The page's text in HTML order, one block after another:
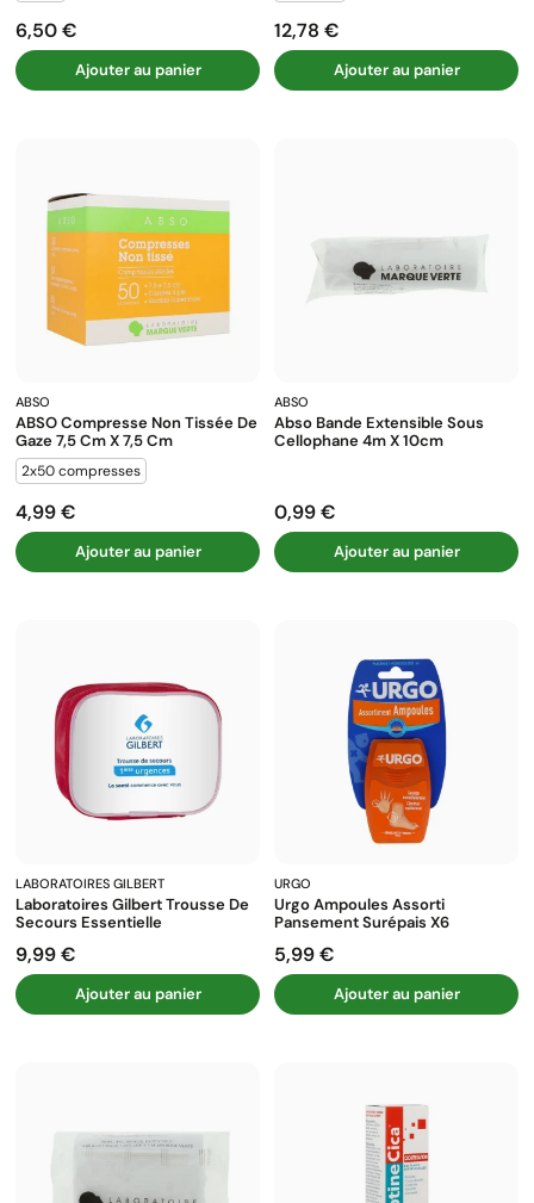
Prix
6,50 €
Ajouter au panier
Prix
12,78 €
Ajouter au panier
ABSO
ABSO Compresse Non Tissée De
Gaze 7,5 Cm X 7,5 Cm
2x50 compresses
Prix
4,99 €
Ajouter au panier
ABSO
Abso Bande Extensible Sous
Cellophane 4m X 10cm
Prix
0,99 €
Ajouter au panier
LABORATOIRES GILBERT
Laboratoires Gilbert Trousse De
Secours Essentielle
Prix
9,99 €
Ajouter au panier
URGO
Urgo Ampoules Assorti
Pansement Surépais X6
Prix
5,99 €
Ajouter au panier